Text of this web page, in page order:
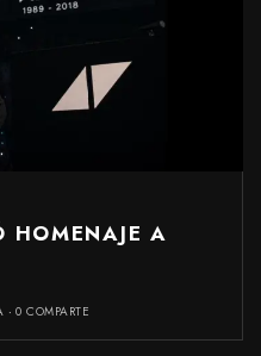
HOMENAJE A
0 COMPARTE